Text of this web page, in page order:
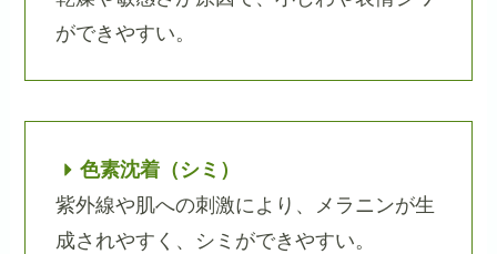
ができやすい。
色素沈着（シミ）
紫外線や肌への刺激により、メラニンが生
成されやすく、シミができやすい。